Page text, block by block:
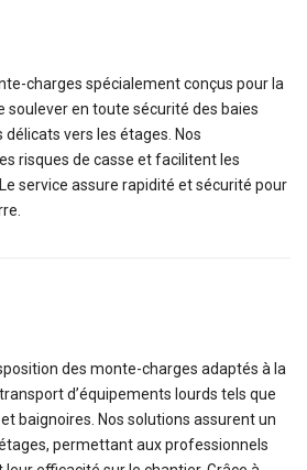
charges spécialement conçus pour la
en toute sécurité des baies
vers les étages. Nos
risques de casse et facilitent les
service assure rapidité et sécurité pour
des monte-charges adaptés à la
d’équipements lourds tels que
baignoires. Nos solutions assurent un
permettant aux professionnels